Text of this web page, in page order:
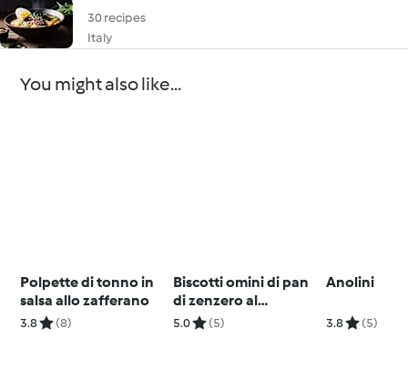
30 recipes
Italy
You might also like...
Polpette di tonno in
salsa allo zafferano
3.8 (8)
Biscotti omini di pan
di zenzero al
cioccolato
5.0 (5)
Anolini
3.8 (5)